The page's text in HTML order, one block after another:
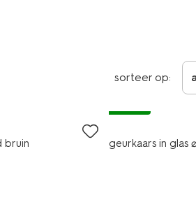
sorteer op:
bruin geurkaars in glas